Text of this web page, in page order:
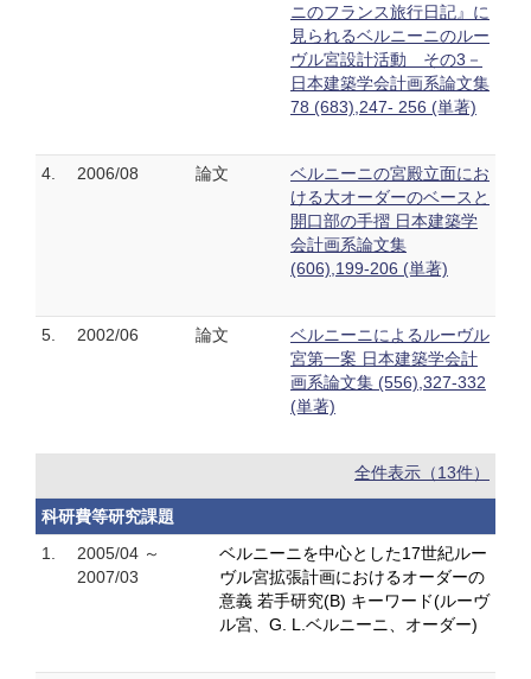
ニのフランス旅行日記』に
見られるベルニーニのルー
ヴル宮設計活動 その3－
日本建築学会計画系論文集
78 (683),247- 256 (単著)
4. 2006/08 論文
ベルニーニの宮殿立面にお
ける大オーダーのベースと
開口部の手摺 日本建築学
会計画系論文集
(606),199-206 (単著)
5. 2002/06 論文
ベルニーニによるルーヴル
宮第一案 日本建築学会計
画系論文集 (556),327-332
(単著)
全件表示（13件）
科研費等研究課題
1.
2005/04 ～
2007/03
ベルニーニを中心とした17世紀ルー
ヴル宮拡張計画におけるオーダーの
意義 若手研究(B) キーワード(ルーヴ
ル宮、G. L.ベルニーニ、オーダー)